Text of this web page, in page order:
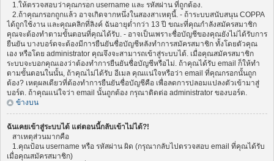
1.ให้ตรวจสอบว่าคุณกรอก username และ รหัสผ่าน ที่ถูกต้อง.
2.ถ้าคุณกรอกถูกแล้ว อาจเกิดจากหนึ่งในสองสาเหตุนี้. - ถ้าระบบสนับสนุน COPPA
ได้ถูกใช้งาน และคุณคลิกที่ลิงค์ ฉันอายุต่ำกว่า 13 ปี ขณะที่คุณกำลังสมัครสมาชิก
คุณจะต้องทำตามขั้นตอนที่คุณได้รับ. - อาจเป็นเพราะชื่อบัญชีของคุณยังไม่ได้รับการ
ยืนยัน บางบอร์ดจะต้องมีการยืนยันชื่อบัญชีหลังทำการสมัครสมาชิก ทั้งโดยตัวคุณ
เอง หรือโดย administrator คุณจึงจะสามารถเข้าสู่ระบบได้. เมื่อคุณสมัครสมาชิก
ระบบจะบอกคุณเองว่าต้องทำการยืนยันชื่อบัญชีหรือไม่. ถ้าคุณได้รับ email ก็ให้ทำ
ตามขั้นตอนในนั้น, ถ้าคุณไม่ได้รับ อีเมล คุณแน่ใจหรือว่า email ที่คุณกรอกนั้นถูก
ต้อง? เหตุผลเดียวที่ต้องทำการยืนยันชื่อบัญชีคือ เพื่อลดการปลอมแปลงตัวเข้ามาสู่
บอร์ด. ถ้าคุณแน่ใจว่า email นั้นถูกต้อง กรุณาติดต่อ administrator ของบอร์ด.
ข้างบน
ฉันเคยเข้าสู่ระบบได้ แต่ตอนนี้กลับเข้าไม่ได้?!
สาเหตุส่วนมากคือ
1.คุณป้อน username หรือ รหัสผ่าน ผิด (กรุณากลับไปตรวจสอบ email ที่คุณได้รับ
เมื่อคุณสมัครสมาชิก)